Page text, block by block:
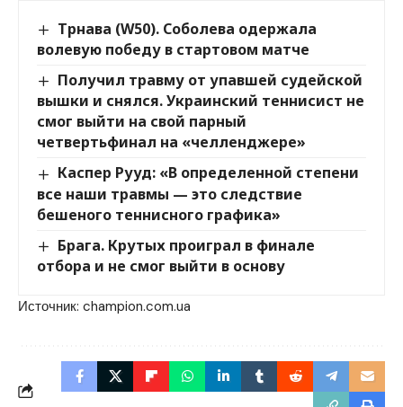
Трнава (W50). Соболева одержала
волевую победу в стартовом матче
Получил травму от упавшей судейской
вышки и снялся. Украинский теннисист не
смог выйти на свой парный
четвертьфинал на «челленджере»
Каспер Рууд: «В определенной степени
все наши травмы — это следствие
бешеного теннисного графика»
Брага. Крутых проиграл в финале
отбора и не смог выйти в основу
Источник: champion.com.ua